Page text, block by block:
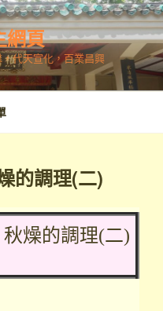
網頁
代天宣化，百業昌興
的調理(二)
燥的調理(二)